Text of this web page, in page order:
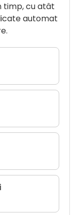
timp, cu atât
automat